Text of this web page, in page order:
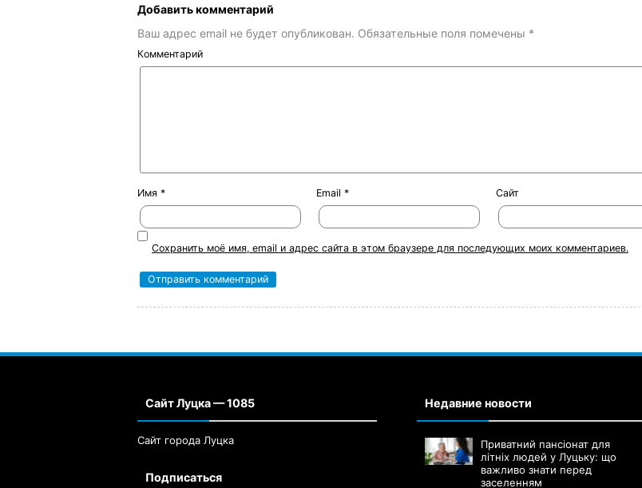
Добавить комментарий
Ваш адрес email не будет опубликован. Обязательные поля помечены *
Комментарий
Имя * Email* Сайт
Сохранить моё имя, email и адрес сайта в этом браузере для последующих моих комментариев.
Сайт Луцка — 1085
Сайт города Луцка
Подписаться
Недавние новости
Приватний пансіонат для
літніх людей у Луцьку: що
важливо знати перед
заселенням